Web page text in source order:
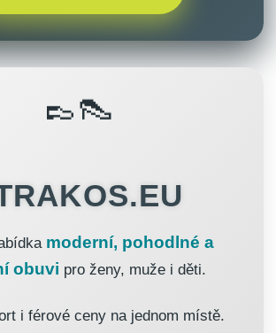
👞👠
moderní, pohodlné a
obuvi pro ženy, muže i děti.
i férové ceny na jednom místě.